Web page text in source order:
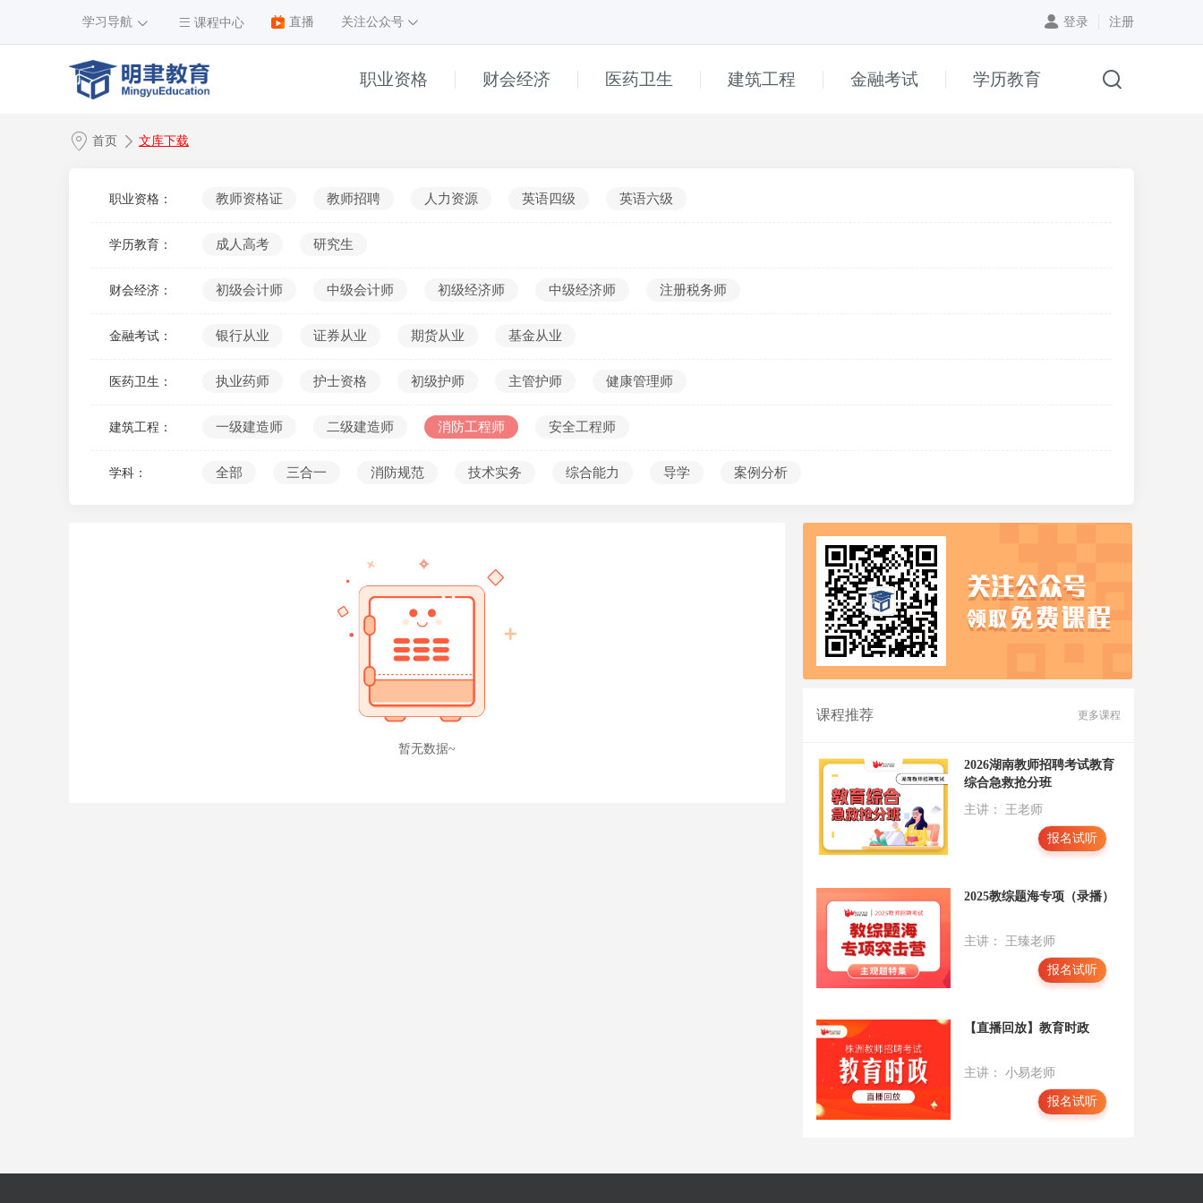
学习导航 课程中心 直播 关注公众号 登录 注册
课程
高中
6 普通话
真题解析
职业资格 财会经济 医药卫生 建筑工程 金融考试 学历教育
首页 文库下载
职业资格： 教师资格证 教师招聘 人力资源 英语四级 英语六级
学历教育： 成人高考 研究生
财会经济： 初级会计师 中级会计师 初级经济师 中级经济师 注册税务师
金融考试： 银行从业 证券从业 期货从业 基金从业
医药卫生： 执业药师 护士资格 初级护师 主管护师 健康管理师
建筑工程： 一级建造师 二级建造师 消防工程师 安全工程师
学科： 全部 三合一 消防规范 技术实务 综合能力 导学 案例分析
暂无数据~
课程推荐 更多课程
2026湖南教师招聘考试教育
综合急救抢分班
主讲： 王老师
报名试听
2025教综题海专项（录播）
主讲： 王臻老师
报名试听
【直播回放】教育时政
主讲： 小易老师
报名试听